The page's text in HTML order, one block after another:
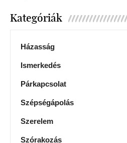
Kategóriák
Házasság
Ismerkedés
Párkapcsolat
Szépségápolás
Szerelem
Szórakozás